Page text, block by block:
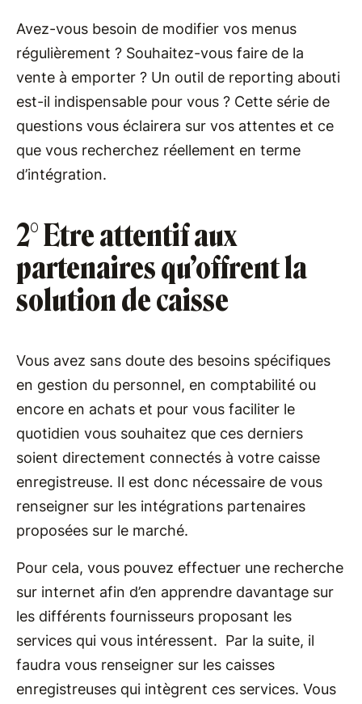
Avez-vous besoin de modifier vos menus
régulièrement ? Souhaitez-vous faire de la
vente à emporter ? Un outil de reporting abouti
est-il indispensable pour vous ? Cette série de
questions vous éclairera sur vos attentes et ce
que vous recherchez réellement en terme
d’intégration.
2° Etre attentif aux
partenaires qu’offrent la
solution de caisse
Vous avez sans doute des besoins spécifiques
en gestion du personnel, en comptabilité ou
encore en achats et pour vous faciliter le
quotidien vous souhaitez que ces derniers
soient directement connectés à votre caisse
enregistreuse. Il est donc nécessaire de vous
renseigner sur les intégrations partenaires
proposées sur le marché.
Pour cela, vous pouvez effectuer une recherche
sur internet afin d’en apprendre davantage sur
les différents fournisseurs proposant les
services qui vous intéressent. Par la suite, il
faudra vous renseigner sur les caisses
enregistreuses qui intègrent ces services. Vous